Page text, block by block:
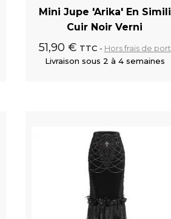
Mini Jupe 'Arika' En Simili
Cuir Noir Verni
51,90 € TTC
Hors frais de port
Livraison sous 2 à 4 semaines